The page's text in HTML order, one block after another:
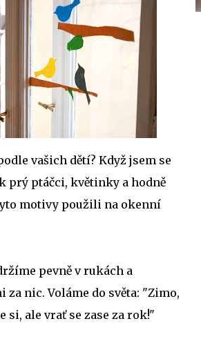
vašich dětí? Když jsem se
prý ptáčci, květinky a hodně
motivy použili na okenní
pevně v rukách a
za nic. Voláme do světa: "Zimo,
si, ale vrať se zase za rok!"